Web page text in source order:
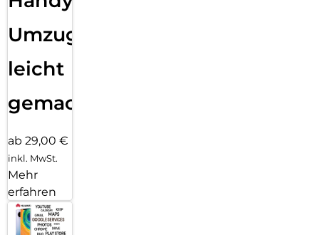
Umzug
leicht
gemacht!
ab 29,00 €
inkl. MwSt.
Mehr
erfahren